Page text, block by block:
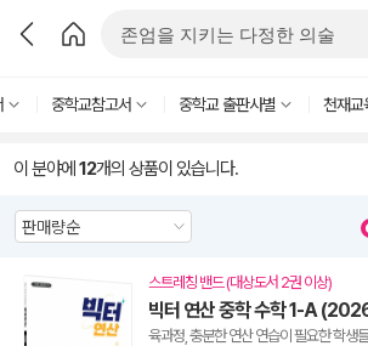
중학교참고서 중학교 출판사별 천재교
이 분야에 12개의 상품이 있습니다.
스트레칭 밴드 (대상도서 2권 이상)
빅터 연산 중학 수학 1-A
육과정, 충분한 연산 연습이 필요한 학생